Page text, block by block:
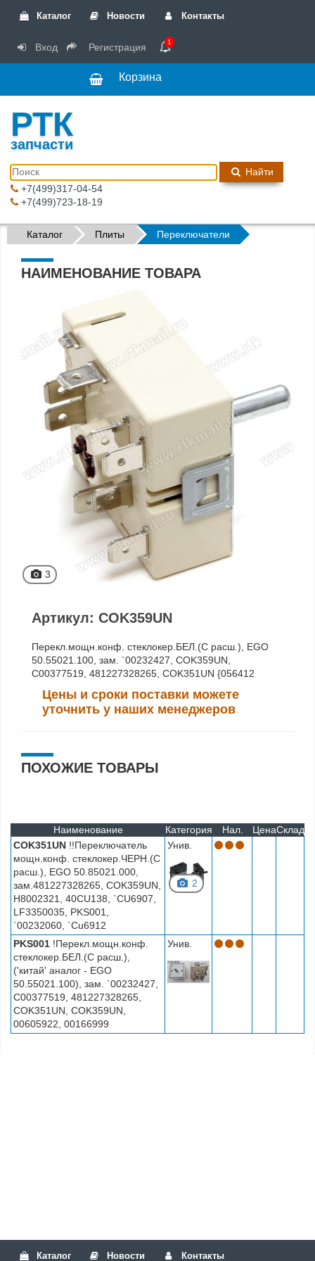
Каталог Новости Контакты
Вход Регистрация 1
Корзина
РТК
запчасти
Найти
+7(499)317-04-54
+7(499)723-18-19
Каталог Плиты Переключатели
НАИМЕНОВАНИЕ ТОВАРА
3
Артикул: COK359UN
Перекл.мощн.конф. стеклокер.БЕЛ.(С расш.), EGO
50.55021.100, зам. `00232427, COK359UN,
C00377519, 481227328265, COK351UN {056412
Цены и сроки поставки можете
уточнить у наших менеджеров
ПОХОЖИЕ ТОВАРЫ
Наименование Категория Нал. ЦенаСклад
COK351UN !!Переключатель
мощн.конф. стеклокер.ЧЕРН.(С
расш.), EGO 50.85021.000,
зам.481227328265, COK359UN,
H8002321, 40CU138, `CU6907,
LF3350035, PKS001,
`00232060, `Cu6912
Унив.
2
PKS001 !Перекл.мощн.конф.
стеклокер.БЕЛ.(С расш.),
('китай' аналог - EGO
50.55021.100), зам. `00232427,
C00377519, 481227328265,
COK351UN, COK359UN,
00605922, 00166999
Унив.
Каталог Новости Контакты